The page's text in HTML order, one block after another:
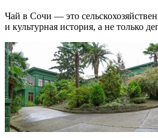
Чай в Сочи — это
и культурная история, а не только